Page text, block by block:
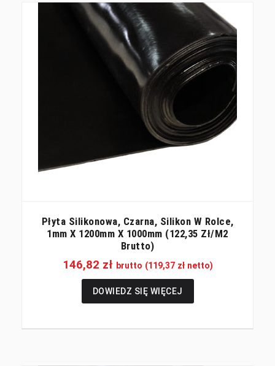
Płyta Silikonowa, Czarna, Silikon W Rolce,
1mm X 1200mm X 1000mm (122,35 Zł/m2
Brutto)
146,82 zł brutto (119,37 złnetto)
DOWIEDZ SIĘ WIĘCEJ